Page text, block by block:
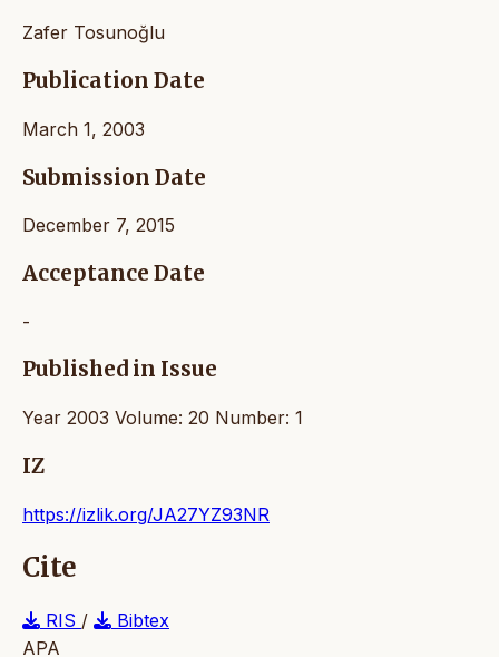
Zafer Tosunoğlu
Publication Date
March 1, 2003
Submission Date
December 7, 2015
Acceptance Date
-
Published in Issue
Year 2003 Volume: 20 Number: 1
IZ
https://izlik.org/JA27YZ93NR
Cite
RIS /
Bibtex
APA